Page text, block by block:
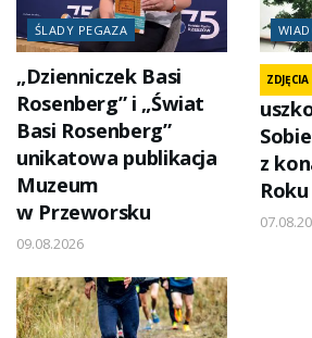
ŚLADY PEGAZA
„Dzienniczek Basi
Rosenberg” i „Świat
Basi Rosenberg”
unikatowa publikacja
Muzeum
w Przeworsku
09.08.2026
ZDJĘCIA
z